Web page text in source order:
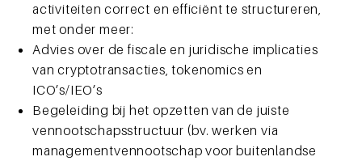
activiteiten correct en efficiënt te structureren,
met onder meer:
Advies over de fiscale en juridische implicaties
van cryptotransacties, tokenomics en
ICO’s/IEO’s
Begeleiding bij het opzetten van de juiste
vennootschapsstructuur (bv. werken via
managementvennootschap voor buitenlandse